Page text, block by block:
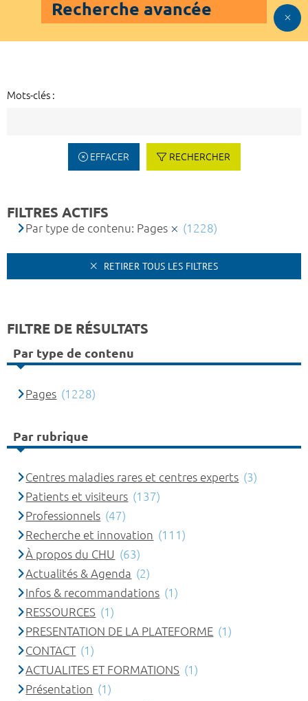
Recherche avancée
Mots-clés :
EFFACER RECHERCHER
FILTRES ACTIFS
Par type de contenu: Pages (1228)
RETIRER TOUS LES FILTRES
FILTRE DE RÉSULTATS
Par type de contenu
Pages (1228)
Par rubrique
Centres maladies rares et centres experts (3)
Patients et visiteurs (137)
Professionnels (47)
Recherche et innovation (111)
À propos du CHU (63)
Actualités & Agenda (2)
Infos & recommandations (1)
RESSOURCES (1)
PRESENTATION DE LA PLATEFORME (1)
CONTACT (1)
ACTUALITES ET FORMATIONS (1)
Présentation (1)